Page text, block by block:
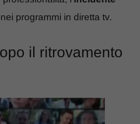
programmi in diretta tv.
il ritrovamento